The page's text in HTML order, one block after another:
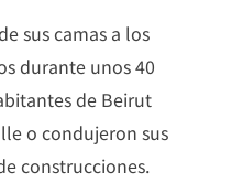
sus camas a los
durante unos 40
de Beirut
o condujeron sus
construcciones.